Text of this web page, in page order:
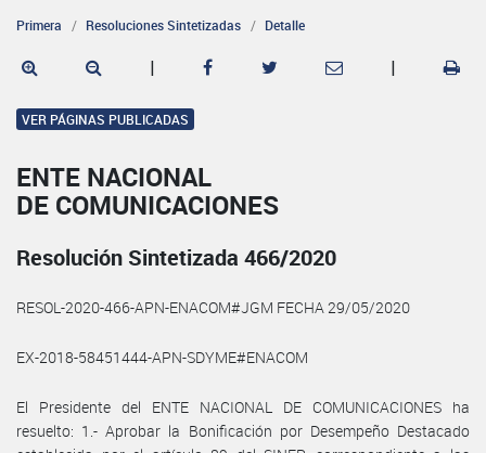
Primera Resoluciones Sintetizadas Detalle
| |
VER PÁGINAS PUBLICADAS
ENTE NACIONAL
DE COMUNICACIONES
Resolución Sintetizada 466/2020
RESOL-2020-466-APN-ENACOM#JGM FECHA 29/05/2020
EX-2018-58451444-APN-SDYME#ENACOM
El Presidente del ENTE NACIONAL DE COMUNICACIONES ha
resuelto: 1.- Aprobar la Bonificación por Desempeño Destacado